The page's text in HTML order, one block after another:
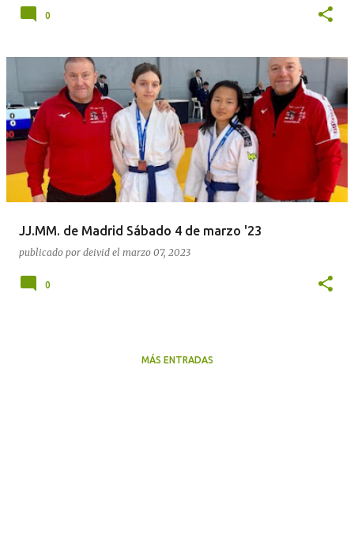
0
JJ.MM. de Madrid Sábado 4 de marzo '23
publicado por deivid el marzo 07, 2023
0
MÁS ENTRADAS